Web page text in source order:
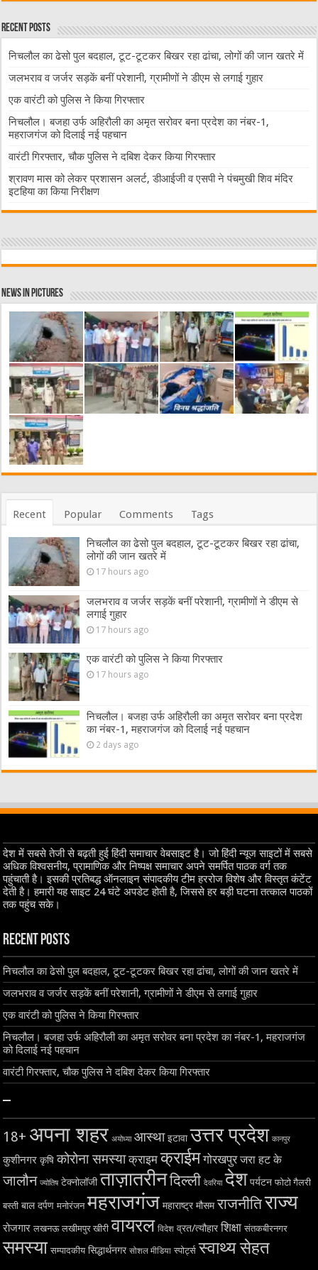
Recent Posts
निचलौल का ढेसो पुल बदहाल, टूट-टूटकर बिखर रहा ढांचा, लोगों की जान खतरे में
जलभराव व जर्जर सड़कें बनीं परेशानी, ग्रामीणों ने डीएम से लगाई गुहार
एक वारंटी को पुलिस ने किया गिरफ्तार
निचलौल। बजहा उर्फ अहिरौली का अमृत सरोवर बना प्रदेश का नंबर-1,
महराजगंज को दिलाई नई पहचान
वारंटी गिरफ्तार, चौक पुलिस ने दबिश देकर किया गिरफ्तार
श्रावण मास को लेकर प्रशासन अलर्ट, डीआईजी व एसपी ने पंचमुखी शिव मंदिर
इटहिया का किया निरीक्षण
News in Pictures
Recent Popular Comments Tags
निचलौल का ढेसो पुल बदहाल, टूट-टूटकर बिखर रहा ढांचा,
लोगों की जान खतरे में
17 hours ago
जलभराव व जर्जर सड़कें बनीं परेशानी, ग्रामीणों ने डीएम से
लगाई गुहार
17 hours ago
एक वारंटी को पुलिस ने किया गिरफ्तार
17 hours ago
निचलौल। बजहा उर्फ अहिरौली का अमृत सरोवर बना प्रदेश
का नंबर-1, महराजगंज को दिलाई नई पहचान
2 days ago
देश में सबसे तेजी से बढ़ती हुई हिंदी समाचार वेबसाइट है। जो हिंदी न्यूज साइटों में सबसे
अधिक विश्वसनीय, प्रामाणिक और निष्पक्ष समाचार अपने समर्पित पाठक वर्ग तक
पहुंचाती है। इसकी प्रतिबद्ध ऑनलाइन संपादकीय टीम हररोज विशेष और विस्तृत कंटेंट
देती है। हमारी यह साइट 24 घंटे अपडेट होती है, जिससे हर बड़ी घटना तत्काल पाठकों
तक पहुंच सके।
Recent Posts
निचलौल का ढेसो पुल बदहाल, टूट-टूटकर बिखर रहा ढांचा, लोगों की जान खतरे में
जलभराव व जर्जर सड़कें बनीं परेशानी, ग्रामीणों ने डीएम से लगाई गुहार
एक वारंटी को पुलिस ने किया गिरफ्तार
निचलौल। बजहा उर्फ अहिरौली का अमृत सरोवर बना प्रदेश का नंबर-1, महराजगंज
को दिलाई नई पहचान
वारंटी गिरफ्तार, चौक पुलिस ने दबिश देकर किया गिरफ्तार
–
18+ अपना शहर अयोध्या आस्था इटावा उत्तर प्रदेश कानपुर
कुशीनगर कृषि कोरोना समस्या क्राइम क्राईम गोरखपुर जरा हट के
जालौन ज्योतिष टेक्नोलॉजी ताज़ातरीनदिल्ली देवरिया देश पर्यटन फोटो गैलरी
बस्ती बाल दर्पण मनोरंजन महराजगंज महाराष्ट्र मौसम राजनीतिराज्य
रोजगार लखनऊ लखीमपुर खीरी वायरल विदेश व्रत/त्यौहार शिक्षा संतकबीरनगर
समस्या सम्पादकीय सिद्धार्थनगर सोशल मीडिया स्पोर्ट्स स्वाथ्य सेहत